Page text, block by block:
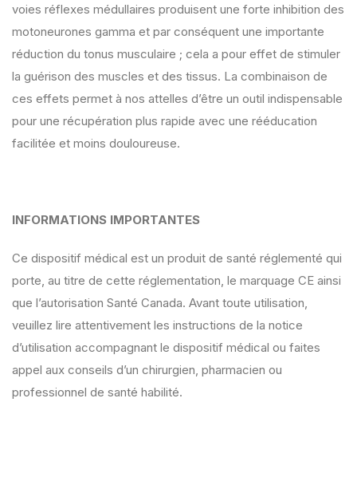
voies réflexes médullaires produisent une forte inhibition des
motoneurones gamma et par conséquent une importante
réduction du tonus musculaire ; cela a pour effet de stimuler
la guérison des muscles et des tissus. La combinaison de
ces effets permet à nos attelles d’être un outil indispensable
pour une récupération plus rapide avec une rééducation
facilitée et moins douloureuse.
INFORMATIONS IMPORTANTES
Ce dispositif médical est un produit de santé réglementé qui
porte, au titre de cette réglementation, le marquage CE ainsi
que l’autorisation Santé Canada. Avant toute utilisation,
veuillez lire attentivement les instructions de la notice
d’utilisation accompagnant le dispositif médical ou faites
appel aux conseils d’un chirurgien, pharmacien ou
professionnel de santé habilité.